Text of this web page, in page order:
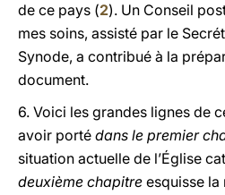
de ce pays (2). Un Conseil
mes soins, assisté par le
Synode, a contribué à la
document.
6. Voici les grandes lignes de
avoir porté dans le premier
situation actuelle de l’Église
deuxième chapitre esquisse